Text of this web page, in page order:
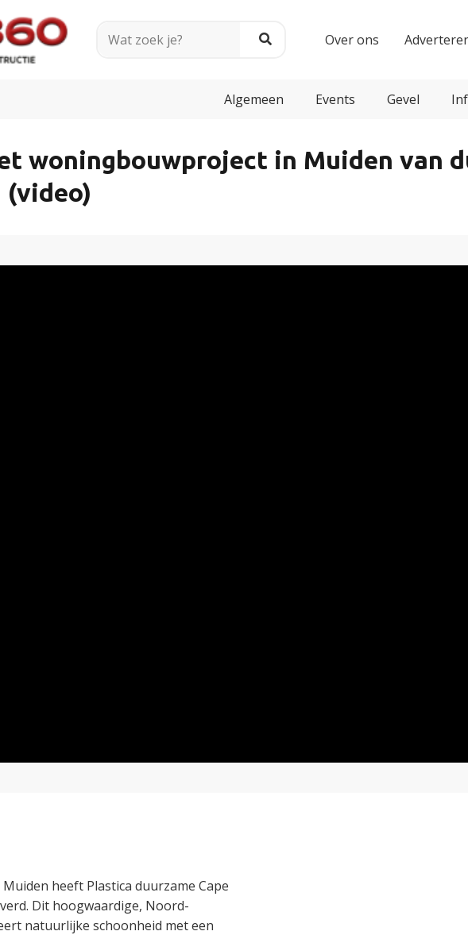
Over ons
Algemeen Events Gevel
woningbouwproject in Muiden van
heeft Plastica duurzame Cape
Dit hoogwaardige, Noord-
natuurlijke schoonheid met een